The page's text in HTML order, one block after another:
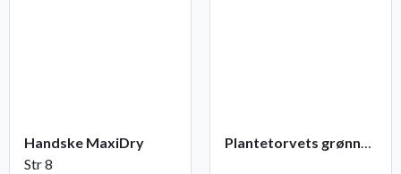
Handske MaxiDry
Str 8
Plantetorvets grønne vandingspose 75 liter